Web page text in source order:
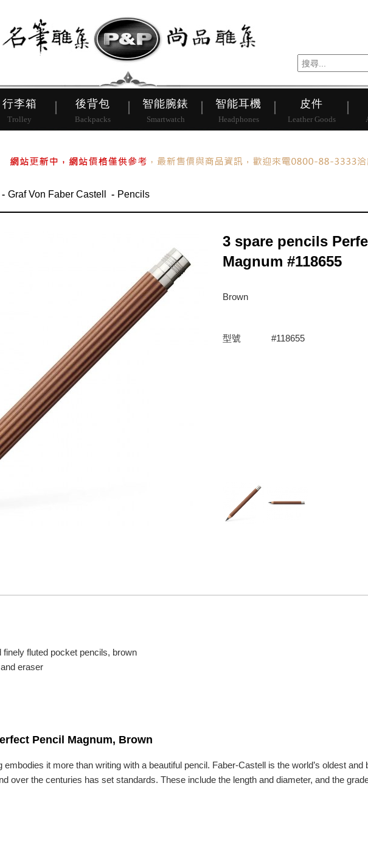
行李箱
Trolley
後背包
Backpacks
智能腕錶
Smartwatch
智能耳機
Headphones
皮件
Leather Goods
皮帶 行李箱 後背包
Graf Von Faber Castell Pencils
3 spare pencils
Magnum #118655
Brown
型號 #118655
fluted pocket pencils, brown
eraser
Pencil Magnum, Brown
embodies it more than writing with a beautiful pencil. Faber-Castell is the world’s oldest
over the centuries has set standards. These include the length and diameter, and the